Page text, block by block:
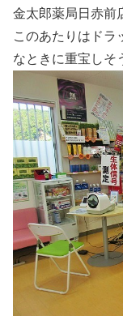
金太郎薬局日赤前
このあたりはドラ
なときに重宝しそ